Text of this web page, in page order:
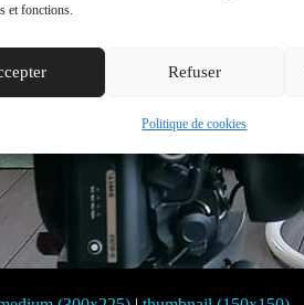
et fonctions.
Refuser
Politique de cookies